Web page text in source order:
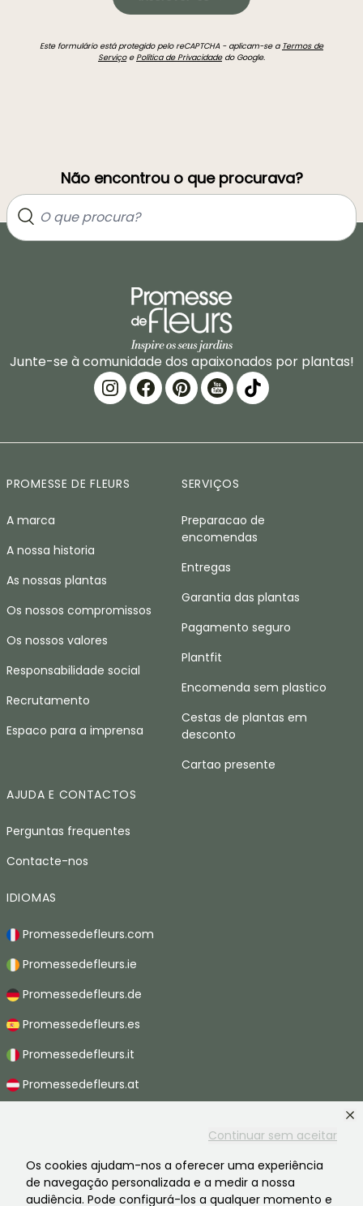
Continuar sem aceitar
Os cookies ajudam-nos a oferecer uma experiência
de navegação personalizada e a medir a nossa
audiência. Pode configurá-los a qualquer momento e
Este formulário está protegido pelo reCAPTCHA - aplicam-se a Termos de
ServiçoePolítica de Privacidadedo Google.
Não encontrou o que procurava?
Junte-se à comunidade dos apaixonados por plantas!
PROMESSE DE FLEURS
A marca
A nossa historia
As nossas plantas
Os nossos compromissos
Os nossos valores
Responsabilidade social
Recrutamento
Espaco para a imprensa
SERVIÇOS
Preparacao de
encomendas
Entregas
Garantia das plantas
Pagamento seguro
Plantfit
Encomenda sem plastico
Cestas de plantas em
desconto
Cartao presente
AJUDA E CONTACTOS
Perguntas frequentes
Contacte-nos
IDIOMAS
Promessedefleurs.com
Promessedefleurs.ie
Promessedefleurs.de
Promessedefleurs.es
Promessedefleurs.it
Promessedefleurs.at
Promessedefleurs.ch